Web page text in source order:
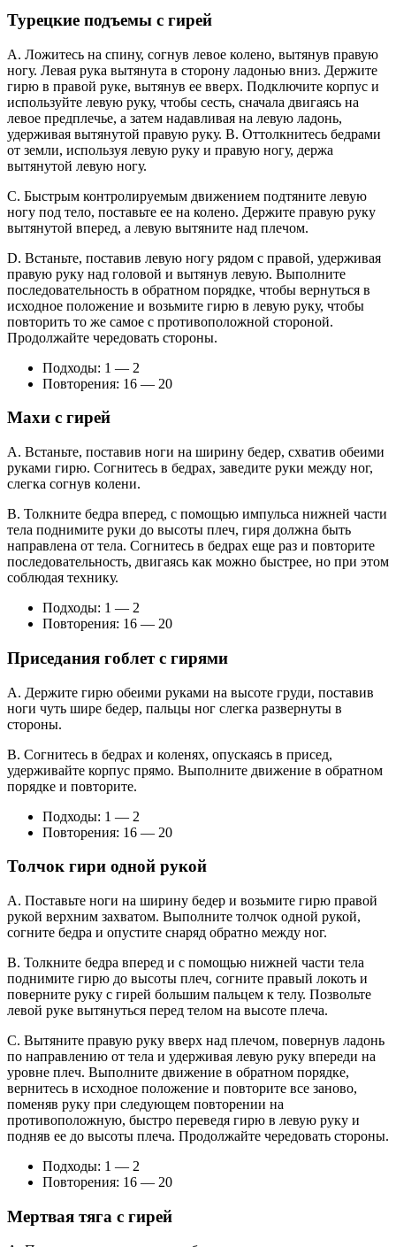
Турецкие подъемы с гирей
A. Ложитесь на спину, согнув левое колено, вытянув правую
ногу. Левая рука вытянута в сторону ладонью вниз. Держите
гирю в правой руке, вытянув ее вверх. Подключите корпус и
используйте левую руку, чтобы сесть, сначала двигаясь на
левое предплечье, а затем надавливая на левую ладонь,
удерживая вытянутой правую руку. B. Оттолкнитесь бедрами
от земли, используя левую руку и правую ногу, держа
вытянутой левую ногу.
C. Быстрым контролируемым движением подтяните левую
ногу под тело, поставьте ее на колено. Держите правую руку
вытянутой вперед, а левую вытяните над плечом.
D. Встаньте, поставив левую ногу рядом с правой, удерживая
правую руку над головой и вытянув левую. Выполните
последовательность в обратном порядке, чтобы вернуться в
исходное положение и возьмите гирю в левую руку, чтобы
повторить то же самое с противоположной стороной.
Продолжайте чередовать стороны.
Подходы: 1 — 2
Повторения: 16 — 20
Махи с гирей
A. Встаньте, поставив ноги на ширину бедер, схватив обеими
руками гирю. Согнитесь в бедрах, заведите руки между ног,
слегка согнув колени.
B. Толкните бедра вперед, с помощью импульса нижней части
тела поднимите руки до высоты плеч, гиря должна быть
направлена от тела. Согнитесь в бедрах еще раз и повторите
последовательность, двигаясь как можно быстрее, но при этом
соблюдая технику.
Подходы: 1 — 2
Повторения: 16 — 20
Приседания гоблет с гирями
A. Держите гирю обеими руками на высоте груди, поставив
ноги чуть шире бедер, пальцы ног слегка развернуты в
стороны.
B. Согнитесь в бедрах и коленях, опускаясь в присед,
удерживайте корпус прямо. Выполните движение в обратном
порядке и повторите.
Подходы: 1 — 2
Повторения: 16 — 20
Толчок гири одной рукой
A. Поставьте ноги на ширину бедер и возьмите гирю правой
рукой верхним захватом. Выполните толчок одной рукой,
согните бедра и опустите снаряд обратно между ног.
B. Толкните бедра вперед и с помощью нижней части тела
поднимите гирю до высоты плеч, согните правый локоть и
поверните руку с гирей большим пальцем к телу. Позвольте
левой руке вытянуться перед телом на высоте плеча.
C. Вытяните правую руку вверх над плечом, повернув ладонь
по направлению от тела и удерживая левую руку впереди на
уровне плеч. Выполните движение в обратном порядке,
вернитесь в исходное положение и повторите все заново,
поменяв руку при следующем повторении на
противоположную, быстро переведя гирю в левую руку и
подняв ее до высоты плеча. Продолжайте чередовать стороны.
Подходы: 1 — 2
Повторения: 16 — 20
Мертвая тяга с гирей